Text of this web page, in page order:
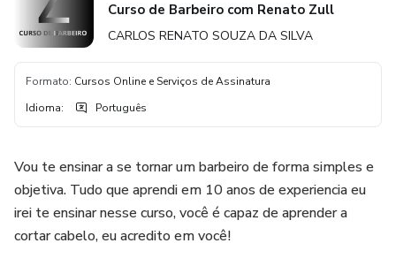
Curso de Barbeiro com Renato Zull
CARLOS RENATO SOUZA DA SILVA
Formato: Cursos Online e Serviços de Assinatura
Idioma: Português
Vou te ensinar a se tornar um barbeiro de forma simples e
objetiva. Tudo que aprendi em 10 anos de experiencia eu
irei te ensinar nesse curso, você é capaz de aprender a
cortar cabelo, eu acredito em você!